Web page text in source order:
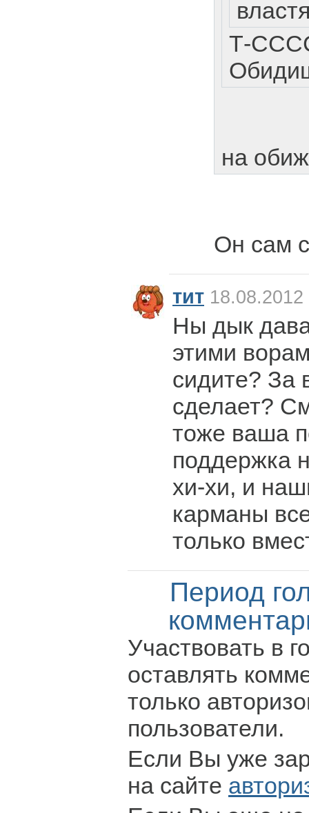
Т-
на
Он сам
тит 18.08.2012
Ны дык
этими
сидите? За
сделает?
тоже ваша
поддержка
хи-хи, и
карманы
только
Период
Участвовать в
оставлять
только
пользователи.
Если Вы уже
на сайте